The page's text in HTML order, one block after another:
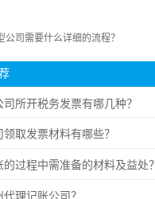
公司需要什么详细的流程？
所开税务发票有哪几种？
取发票材料有哪些？
过程中需准备的材料及益处？
理记账公司？